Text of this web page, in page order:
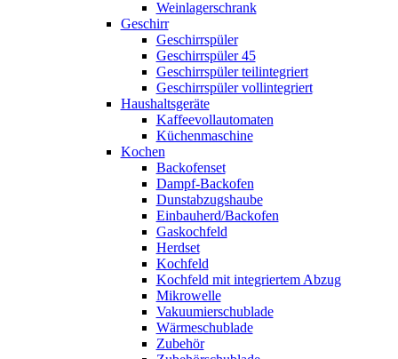
Weinlagerschrank
Geschirr
Geschirrspüler
Geschirrspüler 45
Geschirrspüler teilintegriert
Geschirrspüler vollintegriert
Haushaltsgeräte
Kaffeevollautomaten
Küchenmaschine
Kochen
Backofenset
Dampf-Backofen
Dunstabzugshaube
Einbauherd/Backofen
Gaskochfeld
Herdset
Kochfeld
Kochfeld mit integriertem Abzug
Mikrowelle
Vakuumierschublade
Wärmeschublade
Zubehör